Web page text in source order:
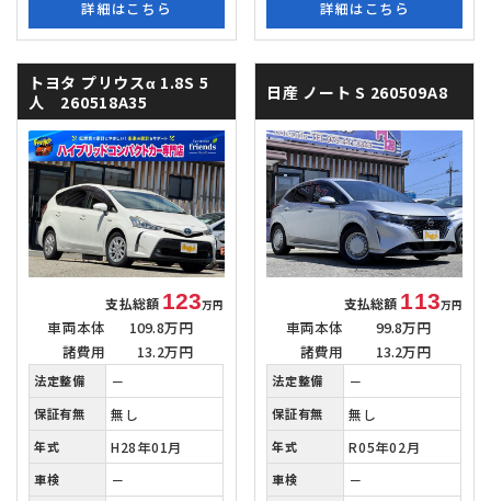
詳細はこちら 詳細はこちら
トヨタ プリウスα 1.8S 5
人 260518A35
支払総額 123万円
車両本体
109.8万円
諸費用
13.2万円
法定整備 －
保証有無 無し
年式 H28年01月
車検 －
日産 ノートS 260509A8
支払総額 113万円
車両本体
99.8万円
諸費用
13.2万円
法定整備 －
保証有無 無し
年式 R05年02月
車検 －